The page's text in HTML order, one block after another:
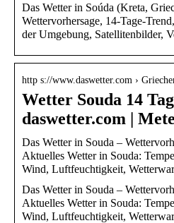
Das Wetter in Soúda (Kreta,
Wettervorhersage, 14-Tage-
der Umgebung, Satellitenbilder,
http s://www.daswetter.com ›
Wetter Souda 14
daswetter.com |
Das Wetter in Souda –
Aktuelles Wetter in Souda:
Wind, Luftfeuchtigkeit,
Das Wetter in Souda –
Aktuelles Wetter in Souda:
Wind, Luftfeuchtigkeit,